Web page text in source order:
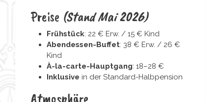
Preise (Stand Mai 2026)
Frühstück: 22 € Erw. / 15 € Kind
Abendessen-Buffet: 38 € Erw. / 26 €
Kind
À-la-carte-Hauptgang: 18–28 €
Inklusive in der Standard-Halbpension
Atmosphäre